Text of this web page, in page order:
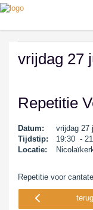
vrijdag 27
Repetitie
Datum:
vrijdag 27
Tijdstip:
19:30 -
Locatie:
Repetitie voor
terug